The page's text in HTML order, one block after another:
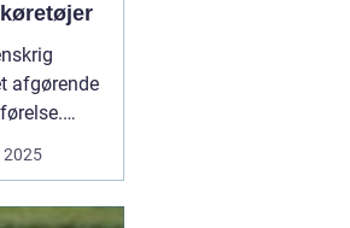
afgørende
ændret
2025